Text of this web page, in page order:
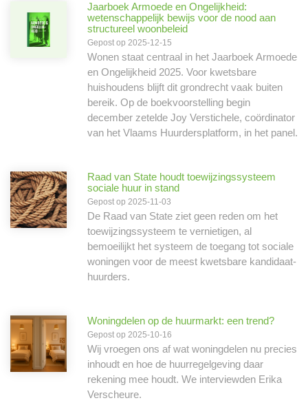
Jaarboek Armoede en Ongelijkheid:
wetenschappelijk bewijs voor de nood aan
structureel woonbeleid
Gepost op 2025-12-15
Wonen staat centraal in het Jaarboek Armoede
en Ongelijkheid 2025. Voor kwetsbare
huishoudens blijft dit grondrecht vaak buiten
bereik. Op de boekvoorstelling begin
december zetelde Joy Verstichele, coördinator
van het Vlaams Huurdersplatform, in het panel.
Raad van State houdt toewijzingssysteem
sociale huur in stand
Gepost op 2025-11-03
De Raad van State ziet geen reden om het
toewijzingssysteem te vernietigen, al
bemoeilijkt het systeem de toegang tot sociale
woningen voor de meest kwetsbare kandidaat-
huurders.
Woningdelen op de huurmarkt: een trend?
Gepost op 2025-10-16
Wij vroegen ons af wat woningdelen nu precies
inhoudt en hoe de huurregelgeving daar
rekening mee houdt. We interviewden Erika
Verscheure.